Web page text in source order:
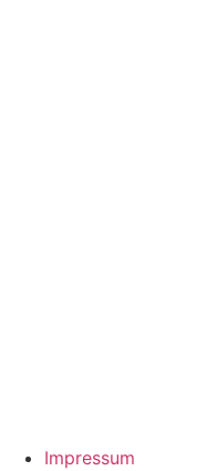
Impressum